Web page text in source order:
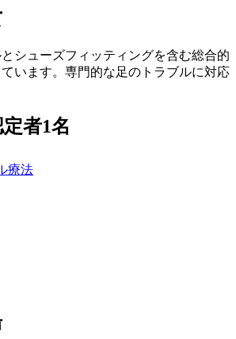
シューズフィッティングを含む総合的
います。専門的な足のトラブルに対応
者1名
療法